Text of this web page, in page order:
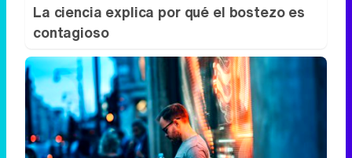
¿Sabes qué baja tu ánimo?